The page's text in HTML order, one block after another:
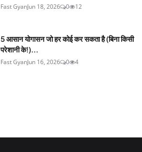
Fast GyanJun 18, 2026 0 12
5 आसान योगासन जो हर कोई कर सकता है (बिना किसी
परेशानी के!)...
Fast GyanJun 16, 2026 0 4